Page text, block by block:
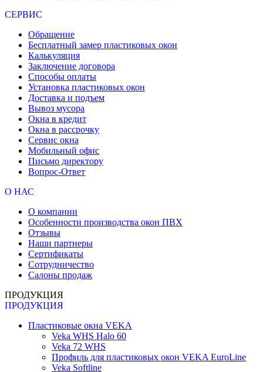
СЕРВИС
Обращение
Бесплатный замер пластиковых окон
Калькуляция
Заключение договора
Способы оплаты
Установка пластиковых окон
Доставка и подъем
Вывоз мусора
Окна в кредит
Окна в рассрочку
Сервис окна
Мобильный офис
Письмо директору
Вопрос-Ответ
О НАС
О компании
Особенности производства окон ПВХ
Отзывы
Наши партнеры
Сертификаты
Сотрудничество
Салоны продаж
ПРОДУКЦИЯ
ПРОДУКЦИЯ
Пластиковые окна VEKA
Veka WHS Halo 60
Veka 72 WHS
Профиль для пластиковых окон VEKA EuroLine
Veka Softline